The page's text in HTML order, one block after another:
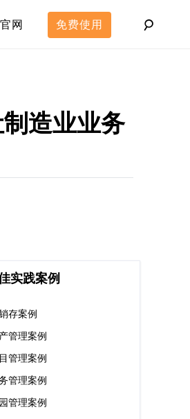
网 免费使用
造业业务
实践案例
存案例
管理案例
管理案例
管理案例
管理案例